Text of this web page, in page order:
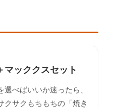
マッククスセット
べばいいか迷ったら、
クサクもちもちの「焼き